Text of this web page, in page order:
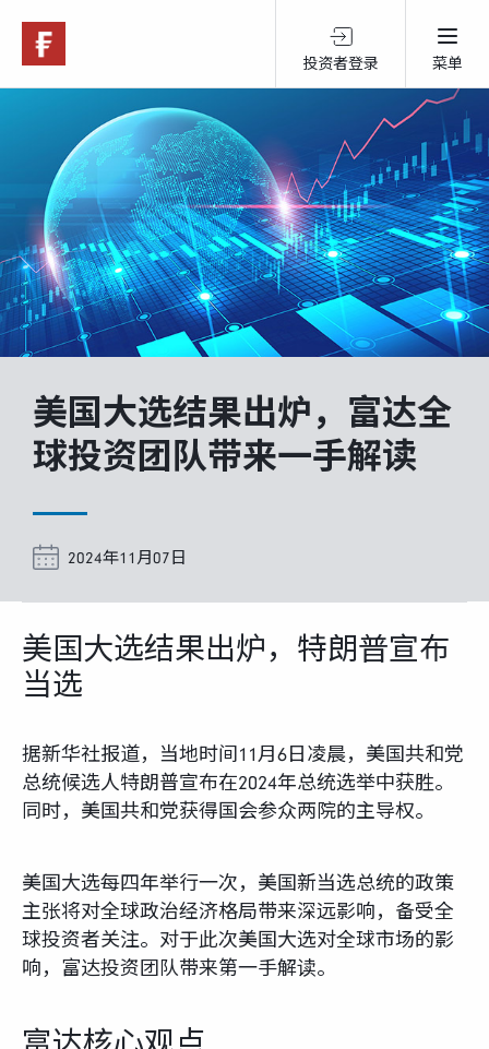
投资者登录 菜单
关于富达
产品服务
跨境投资
可持续投资
市场观点
养老专区
媒体中心
招贤纳士
下载中心
美国大选结果出炉，富达全
球投资团队带来一手解读
2024年11月07日
美国大选结果出炉，特朗普宣布
当选
据新华社报道，当地时间11月6日凌晨，美国共和党
总统候选人特朗普宣布在2024年总统选举中获胜。
同时，美国共和党获得国会参众两院的主导权。
美国大选每四年举行一次，美国新当选总统的政策
主张将对全球政治经济格局带来深远影响，备受全
球投资者关注。对于此次美国大选对全球市场的影
响，富达投资团队带来第一手解读。